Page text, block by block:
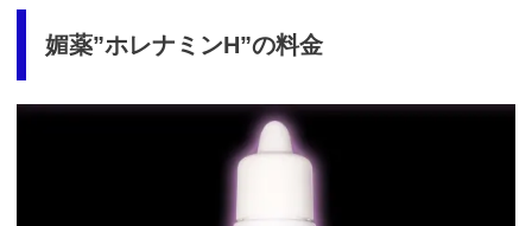
媚薬”ホレナミンH”の料金